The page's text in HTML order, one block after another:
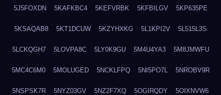
5J5FOXDN 5KAFKBC4 5KEFVRBK 5KFBILGV 5KP635PE
5KSAQAB8 5KT1DCUW 5KZYHXKG 5L1KPI2V 5L515L3S
5LCKQGH7 5LOVPA8C 5LY0K9GU 5M4U4YA3 5M8JMWFU
5MC4C6M0 5MOLUGED 5NCKLFPQ 5NI5PO7L 5NROBV9R
5NSPSK7R 5NYZ03GV 5NZ2F7XQ 5OGIRQDY 5OIXNVW6